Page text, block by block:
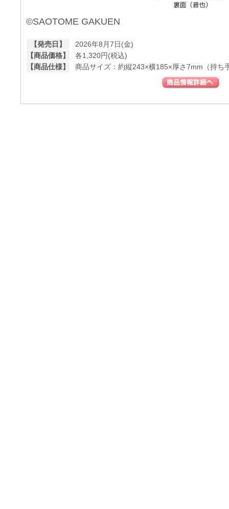
©SAOTOME GAKUEN
【発売日】
2026年8月7日(金)
【商品価格】
各1,320円(税込)
【商品仕様】
商品サイズ：約縦243×横185×厚さ7mm（持ち